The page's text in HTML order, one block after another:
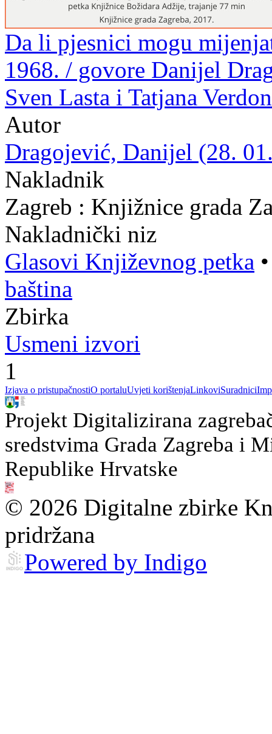
Da li pjesnici mogu
1968. / govore Danijel
Sven Lasta i Tatjana
Autor
Dragojević, Danijel (28.
Nakladnik
Zagreb : Knjižnice grada
Nakladnički niz
Glasovi Književnog petka
baština
Zbirka
Usmeni izvori
1
Izjava o pristupačnostiO portaluUvjeti korištenjaLinkoviSuradnici
Projekt Digitalizirana
sredstvima Grada Zagreba i
Republike Hrvatske
© 2026 Digitalne zbirke
pridržana
Powered by Indigo